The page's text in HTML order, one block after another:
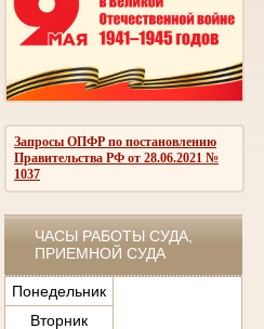
Запросы ОПФР по постановлению
Правительства РФ от 28.06.2021 №
1037
ЧАСЫ РАБОТЫ СУДА,
ПРИЕМНОЙ СУДА
Понедельник
Вторник